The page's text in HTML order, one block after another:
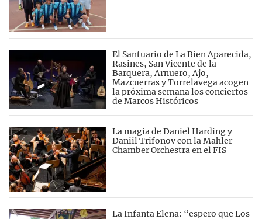
El Santuario de La Bien Aparecida,
Rasines, San Vicente de la
Barquera, Arnuero, Ajo,
Mazcuerras y Torrelavega acogen
la próxima semana los conciertos
de Marcos Históricos
La magia de Daniel Harding y
Daniil Trifonov con la Mahler
Chamber Orchestra en el FIS
La Infanta Elena: “espero que Los